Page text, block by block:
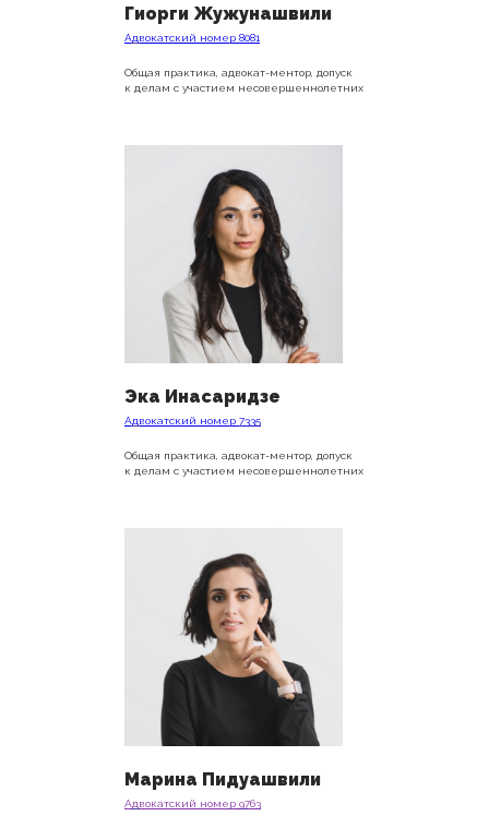
Гиорги Жужунашвили
Адвокатский номер 8081
Общая практика, адвокат-ментор, допуск
к делам с участием несовершеннолетних
Эка Инасаридзе
Адвокатский номер 7335
Общая практика, адвокат-ментор, допуск
к делам с участием несовершеннолетних
Марина Пидуашвили
Адвокатский номер 9763